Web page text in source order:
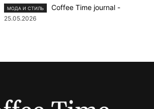
МОДА И СТИЛЬ Coffee Time journal -
25.05.2026